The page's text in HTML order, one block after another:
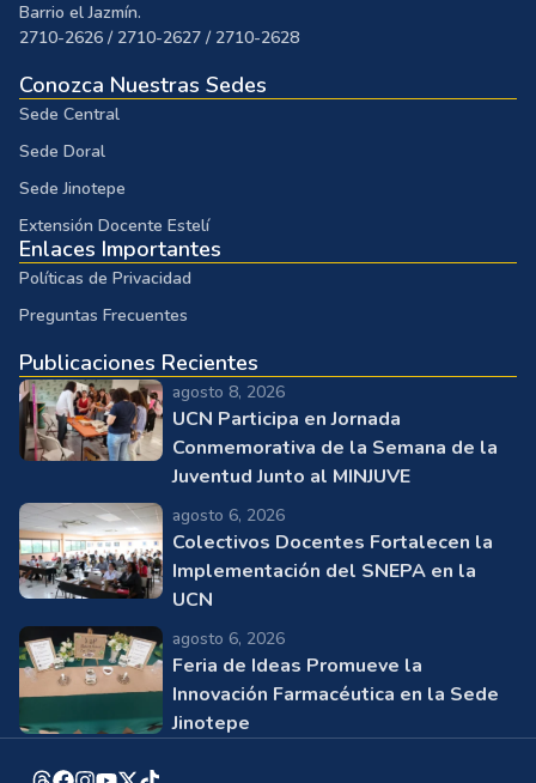
Barrio el Jazmín.
2710-2626 / 2710-2627 / 2710-2628
Conozca Nuestras Sedes
Sede Central
Sede Doral
Sede Jinotepe
Extensión Docente Estelí
Enlaces Importantes
Políticas de Privacidad
Preguntas Frecuentes
Publicaciones Recientes
agosto 8, 2026
UCN Participa en Jornada
Conmemorativa de la Semana de la
Juventud Junto al MINJUVE
agosto 6, 2026
Colectivos Docentes Fortalecen la
Implementación del SNEPA en la
UCN
agosto 6, 2026
Feria de Ideas Promueve la
Innovación Farmacéutica en la Sede
Jinotepe